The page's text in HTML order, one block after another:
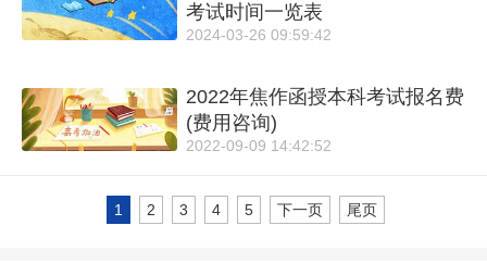
考试时间一览表
2024-03-26 09:59:42
2022年焦作函授本科考试报名费
(费用咨询)
2022-09-09 14:42:52
1 2 3 4 5 下一页 尾页